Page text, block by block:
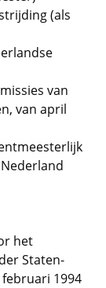
(als
van
van april
het
Staten-
1994